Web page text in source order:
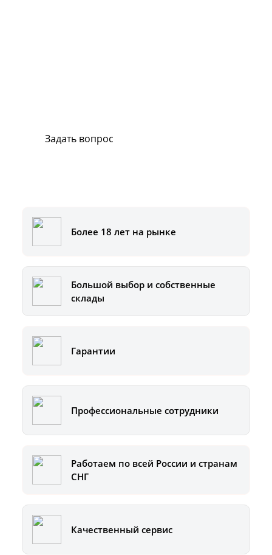
Задать вопрос
Более 18 лет на рынке
Большой выбор и собственные
склады
Гарантии
Профессиональные сотрудники
Работаем по всей России и странам
СНГ
Качественный сервис